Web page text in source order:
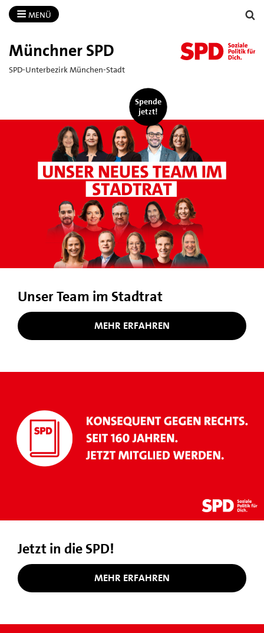
MENÜ
Münchner SPD
SPD-Unterbezirk München-Stadt
Spende
jetzt!
Unser Team im Stadtrat
MEHR ERFAHREN
Jetzt in die SPD!
MEHR ERFAHREN